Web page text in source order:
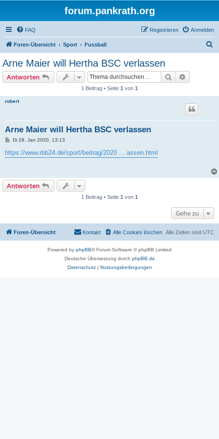
forum.pankrath.org
FAQ Anmelden
Registrieren
Foren-Übersicht Sport Fussball
Arne Maier will Hertha BSC verlassen
Antworten Suche
1 Beitrag • Seite 1 von 1
robert
Arne Maier will Hertha BSC verlassen
B
i
t
Di 28. Jan 2020, 13:13
https://www.rbb24.de/sport/beitrag/2020 ... assen.html
Antworten
1 Beitrag • Seite 1 von 1
Gehe zu
Foren-Übersicht Alle Zeiten sind UTC
Alle Cookies löschen
Kontakt
Powered by phpBB® Forum Software © phpBB Limited
Deutsche Übersetzung durch phpBB.de
Datenschutz| Nutzungsbedingungen